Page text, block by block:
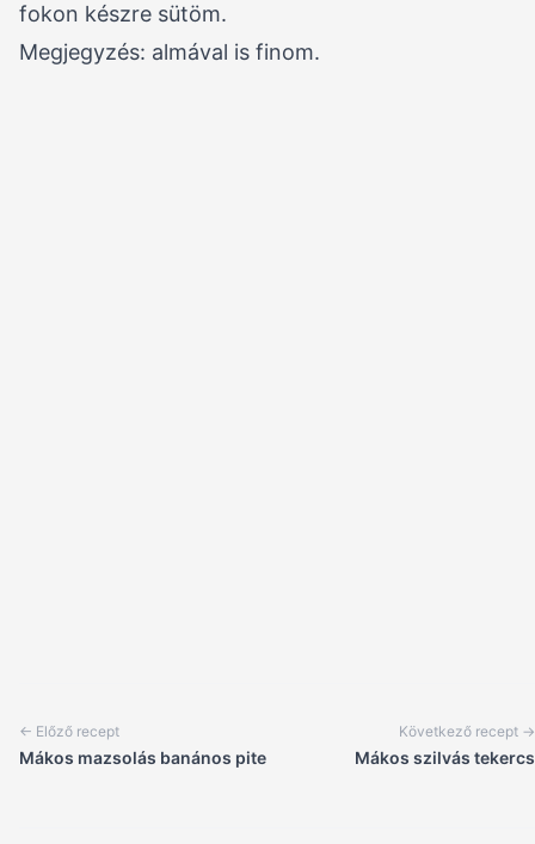
fokon készre sütöm.
Megjegyzés: almával is finom.
← Előző recept
Mákos mazsolás banános pite
Következő recept →
Mákos szilvás tekercs